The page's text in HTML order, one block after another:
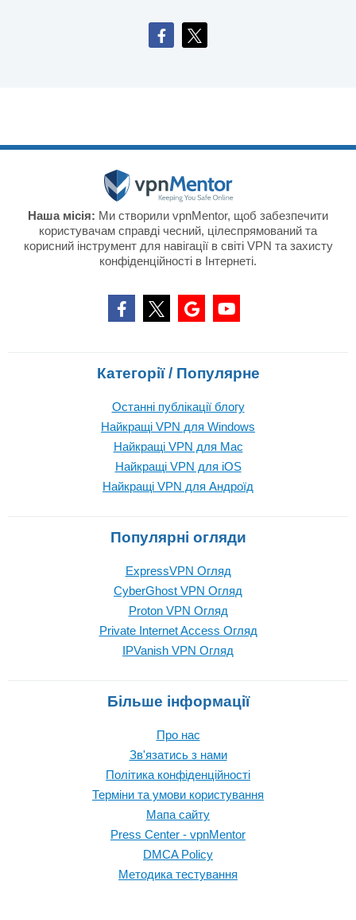
Наша місія: Ми створили vpnMentor, щоб забезпечити
користувачам справді чесний, цілеспрямований та
корисний інструмент для навігації в світі VPN та захисту
конфіденційності в Інтернеті.
Категорії / Популярне
Останні публікації блогу
Найкращі VPN для Windows
Найкращі VPN для Mac
Найкращі VPN для iOS
Найкращі VPN для Андроїд
Популярні огляди
ExpressVPN Огляд
CyberGhost VPN Огляд
Proton VPN Огляд
Private Internet Access Огляд
IPVanish VPN Огляд
Більше інформації
Про нас
Зв'язатись з нами
Політика конфіденційності
Терміни та умови користування
Мапа сайту
Press Center - vpnMentor
DMCA Policy
Методика тестування